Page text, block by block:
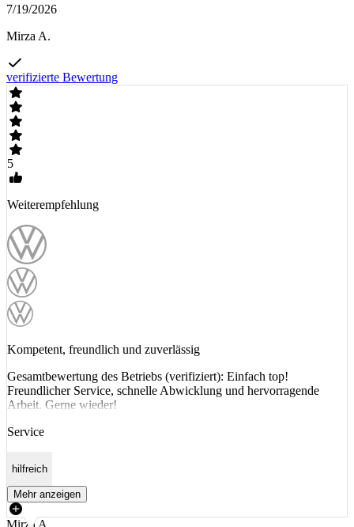
7/19/2026
Mirza A.
verifizierte Bewertung
5
Weiterempfehlung
Kompetent, freundlich und zuverlässig
Gesamtbewertung des Betriebs (verifiziert): Einfach top!
Freundlicher Service, schnelle Abwicklung und hervorragende
Arbeit. Gerne wieder!
Service
hilfreich
Mehr anzeigen